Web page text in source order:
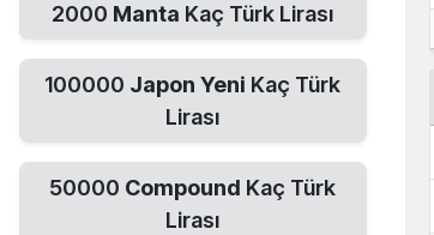
2000 Manta Kaç Türk Lirası
100000 Japon Yeni Kaç Türk
Lirası
50000 Compound Kaç Türk
Lirası